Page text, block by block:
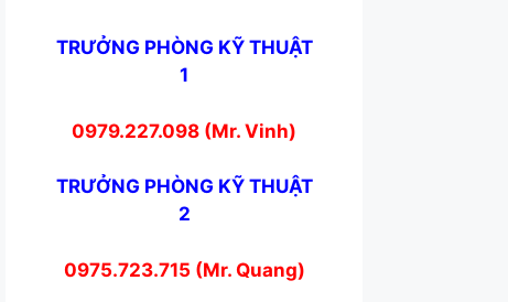
TRƯỞNG PHÒNG KỸ THUẬT
1
0979.227.098 (Mr. Vinh)
TRƯỞNG PHÒNG KỸ THUẬT
2
0975.723.715 (Mr. Quang)